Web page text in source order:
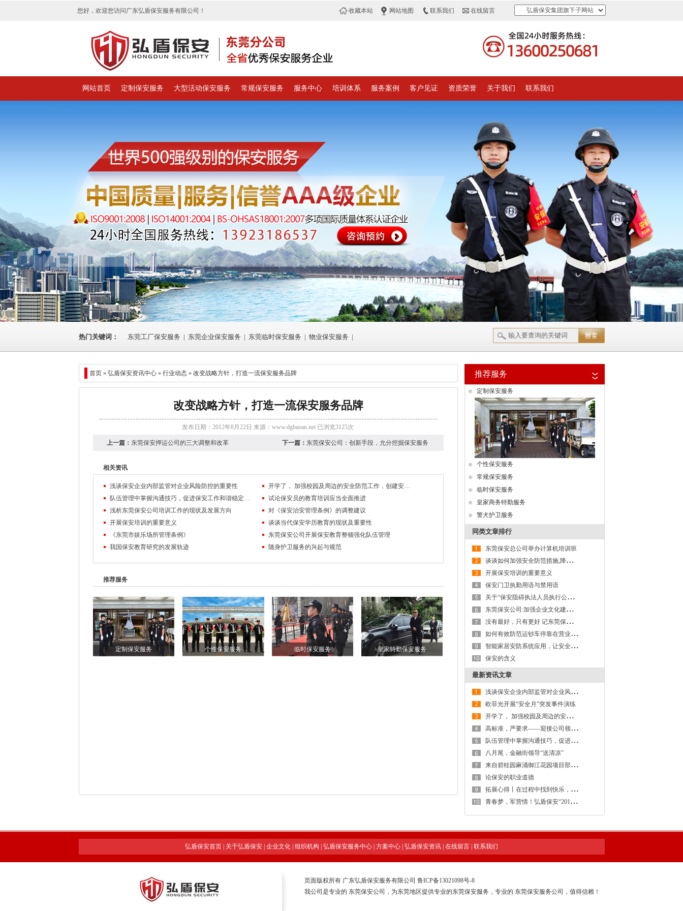
您好，欢迎您访问广东弘盾保安服务有限公司！ 收藏本站 网站地图 联系我们 在线留言 弘盾保安集团旗下子网站
网站首页 定制保安服务 大型活动保安服务 常规保安服务 服务中心 培训体系 服务案例 客户见证 资质荣誉 关于我们 联系我们
热门关键词： 东莞工厂保安服务 | 东莞企业保安服务 | 东莞临时保安服务 | 物业保安服务 |
首页 » 弘盾保安资讯中心» 行业动态» 改变战略方针，打造一流保安服务品牌
改变战略方针，打造一流保安服务品牌
发布日期：2012年8月22日 来源：www.dgbaoan.net 已浏览3125次
上一篇： 东莞保安押运公司的三大调整和改革 下一篇： 东莞保安公司：创新手段，允分挖掘保安服务
相关资讯
浅谈保安企业内部监管对企业风险防控的重要性
开学了， 加强校园及周边的安全防范工作，创建安全稳定的校园及周边环境
队伍管理中掌握沟通技巧，促进保安工作和谐稳定发展
试论保安员的教育培训应当全面推进
浅析东莞保安公司培训工作的现状及发展方向
对《保安治安管理条例》的调整建议
开展保安培训的重要意义
谈谈当代保安学历教育的现状及重要性
《东莞市娱乐场所管理条例》
东莞保安公司开展保安教育整顿强化队伍管理
我国保安教育研究的发展轨迹
随身护卫服务的兴起与规范
推荐服务
定制保安服务 个性保安服务 临时保安服务 皇家特勤保安服务
推荐服务
定制保安服务
个性保安服务
常规保安服务
临时保安服务
皇家商务特勤服务
警犬护卫服务
同类文章排行
东莞保安总公司举办计算机培训班
谈
谈如何加强安全防范措施,降低保安职业风险
开展保安培训的重要意义
保安门卫执勤用语与禁用语
关
于“保安阻碍执法人员执行公务”问题的探讨
东
莞保安公司:加强企业文化建设,以文化力激活生产力
没
有最好，只有更好 记东莞保安服务公司第九大队保安班班长李成杰
如
何有效防范运钞车停靠在营业网点进行装卸款箱作业及款箱交接过程的操作风险
智
能家居安防系统应用，让安全更有保障---以东莞保安服务公司为例
保安的含义
最新资讯文章
浅
谈保安企业内部监管对企业风险防控的重要性
欧菲光开展“安全月”突发事件演练
开
学了， 加强校园及周边的安全防范工作，创建安全稳定的校园及周边环境
高
标准，严要求——迎接公司领导检查工作
队
伍管理中掌握沟通技巧，促进保安工作和谐稳定发展
八月尾，金融街领导“送清凉”
来
自碧桂园麻涌御江花园项目部感谢信
论保安的职业道德
拓
展心得丨在过程中找到快乐，在感悟中得到提升
青
春梦，军营情！弘盾保安“2018年度骨干拓展训练暨管理专项培训工作会议”全程回顾
弘盾保安首页 关于弘盾保安 企业文化 组织机构 弘盾保安服务中心 方案中心 弘盾保安资讯 在线留言 联系我们
页面版权所有 广东弘盾保安服务有限公司 鲁ICP备13021098号-8
我公司是专业的 东莞保安公司 ，为东莞地区提供专业的东莞保安服务，专业的 东莞保安服务公司 ，值得信赖！